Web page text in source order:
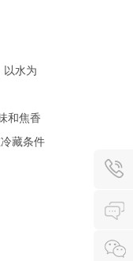
以水为
和焦香
藏条件